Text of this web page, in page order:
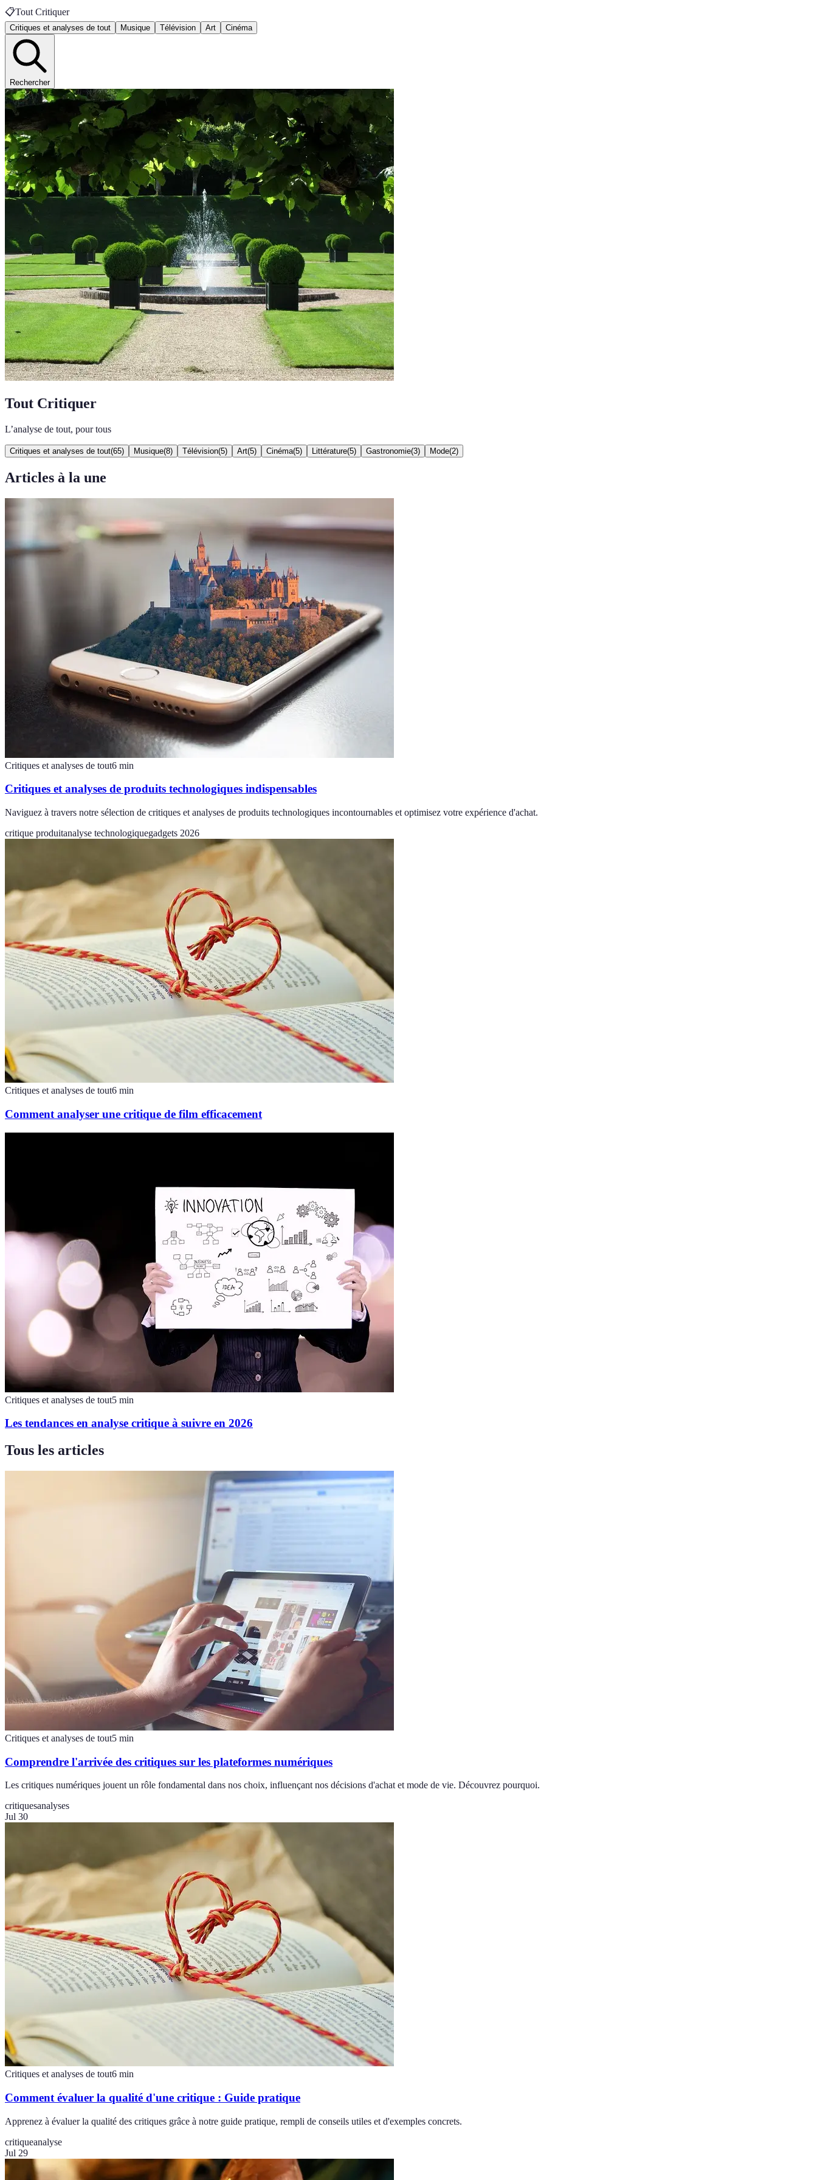
📋Tout Critiquer
Critiques et analyses de tout Musique Télévision Art Cinéma
Rechercher
Tout Critiquer
L’analyse de tout, pour tous
Critiques et analyses de tout(65) Musique(8) Télévision(5) Art(5) Cinéma(5) Littérature(5) Gastronomie(3) Mode(2)
Articles à la une
Critiques et analyses de tout6 min
Critiques et analyses de produits technologiques indispensables
Naviguez à travers notre sélection de critiques et analyses de produits technologiques incontournables et optimisez votre expérience d'achat.
critique produitanalyse technologiquegadgets 2026
Critiques et analyses de tout6 min
Comment analyser une critique de film efficacement
Critiques et analyses de tout5 min
Les tendances en analyse critique à suivre en 2026
Tous les articles
Critiques et analyses de tout5 min
Comprendre l'arrivée des critiques sur les plateformes numériques
Les critiques numériques jouent un rôle fondamental dans nos choix, influençant nos décisions d'achat et mode de vie. Découvrez pourquoi.
critiquesanalyses
Jul 30
Critiques et analyses de tout6 min
Comment évaluer la qualité d'une critique : Guide pratique
Apprenez à évaluer la qualité des critiques grâce à notre guide pratique, rempli de conseils utiles et d'exemples concrets.
critiqueanalyse
Jul 29